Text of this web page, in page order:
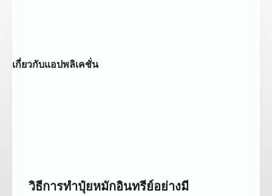
เกี่ยวกับแอปพลิเคชั่น
วิธีการทำปุ๋ยหมักอินทรีย์อย่างมี